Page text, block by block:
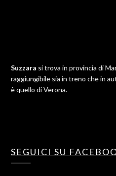
Suzzara si trova in provincia di
raggiungibile sia in treno che in
è quello di Verona.
SEGUICI SU